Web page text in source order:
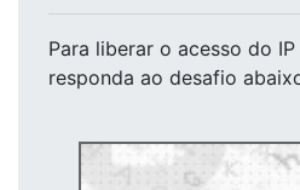
Para liberar o acesso do IP
responda ao desafio